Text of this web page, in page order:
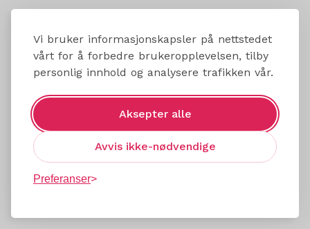
Vi bruker informasjonskapsler på nettstedet
vårt for å forbedre brukeropplevelsen, tilby
personlig innhold og analysere trafikken vår.
Aksepter alle
Avvis ikke-nødvendige
Preferanser